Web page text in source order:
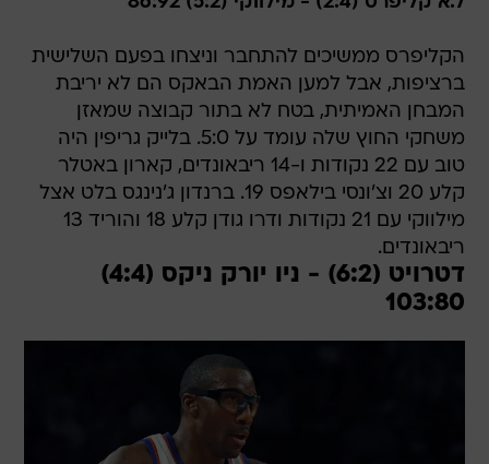
הקליפרס ממשיכים להתחבר וניצחו בפעם השלישית
ברציפות, אבל למען האמת הבאקס הם לא יריבת
המבחן האמיתית, בטח לא בתור קבוצה שמאזן
משחקי החוץ שלה עומד על 5:0. בלייק גריפין היה
טוב עם 22 נקודות ו-14 ריבאונדים, קארון באטלר
קלע 20 וצ'ונסי בילאפס 19. ברנדון ג'נינגס בלט אצל
מילווקי עם 21 נקודות ודרו גודן קלע 18 והוריד 13
ריבאונדים.
דטרויט (6:2) - ניו יורק ניקס (4:4)
103:80